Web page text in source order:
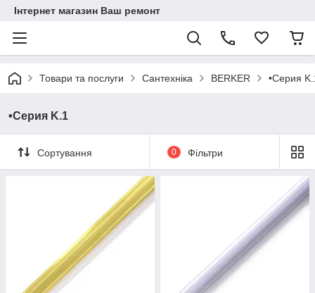
Інтернет магазин Ваш ремонт
Товари та послуги Сантехніка BERKER •Серия
•Серия K.1
Сортування 0 Фільтри